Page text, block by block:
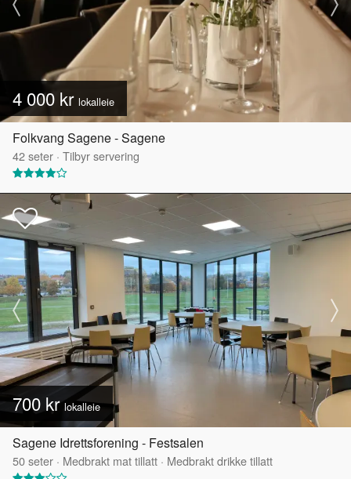
4 000 kr lokalleie
Folkvang Sagene - Sagene
42seter · Tilbyr servering
700 krlokalleie
Sagene Idrettsforening - Festsalen
50seter · Medbrakt mat tillatt · Medbrakt drikke tillatt